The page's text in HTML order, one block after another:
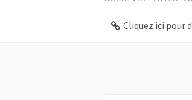
Cliquez ici pour